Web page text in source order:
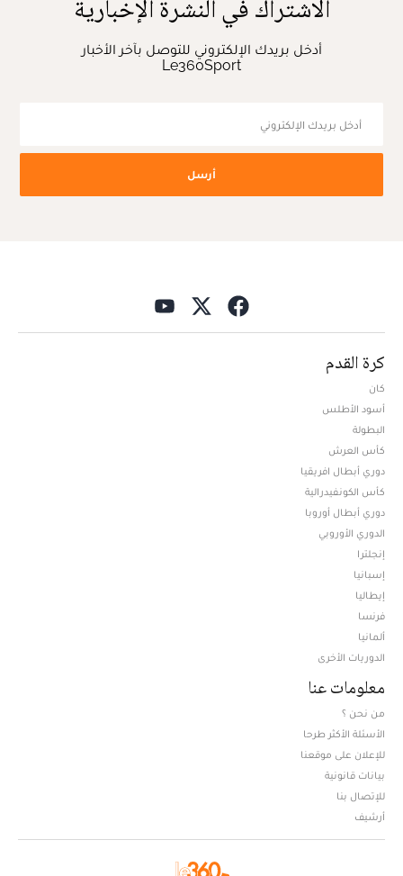
الاشتراك في النشرة الإخبارية
أدخل بريدك الإلكتروني للتوصل بآخر الأخبار
Le360Sport
أرسل
كرة القدم
كان
أسود الأطلس
البطولة
كأس العرش
دوري أبطال افريقيا
كأس الكونفيدرالية
دوري أبطال أوروبا
الدوري الأوروبي
إنجلترا
إسبانيا
إيطاليا
فرنسا
ألمانيا
الدوريات الأخرى
معلومات عنا
من نحن ؟
الأسئلة الأكثر طرحا
للإعلان على موقعنا
بيانات قانونية
للإتصال بنا
أرشيف